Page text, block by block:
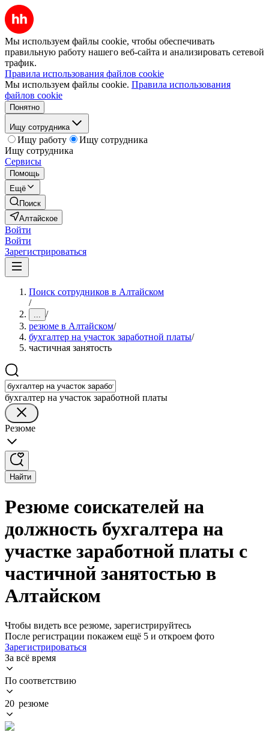
Мы используем файлы cookie, чтобы обеспечивать
правильную работу нашего веб-сайта и анализировать сетевой
трафик.
Правила использования файлов cookie
Мы используем файлы cookie. Правила использования
файлов cookie
Понятно
Ищу сотрудника
Ищу работу
Ищу сотрудника
Ищу сотрудника
Сервисы
Помощь
Ещё
Поиск
Алтайское
Войти
Войти
Зарегистрироваться
Поиск сотрудников в Алтайском
/
... /
резюме в Алтайском/
бухгалтер на участок заработной платы/
частичная занятость
бухгалтер на участок заработной платы
Резюме
Найти
Резюме соискателей на
должность бухгалтера на
участке заработной платы с
частичной занятостью в
Алтайском
Чтобы видеть все резюме, зарегистрируйтесь
После регистрации покажем ещё 5 и откроем фото
Зарегистрироваться
За всё время
По соответствию
20 резюме